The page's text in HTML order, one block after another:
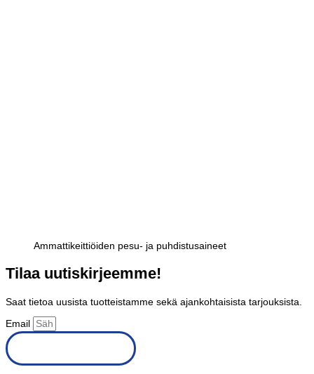
Ammattikeittiöiden pesu- ja puhdistusaineet
Tilaa uutiskirjeemme!
Saat tietoa uusista tuotteistamme sekä ajankohtaisista tarjouksista.
Email